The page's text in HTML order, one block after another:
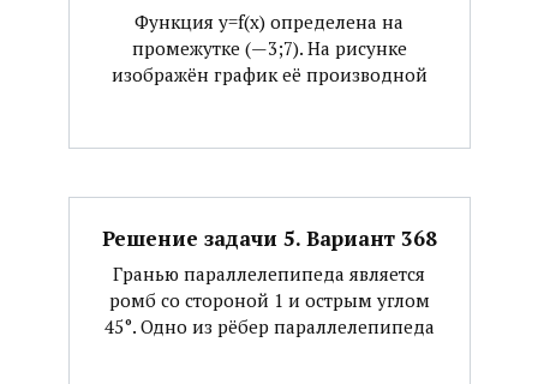
Функция y=f(x) определена на
промежутке (—3;7). На рисунке
изображён график её производной
Решение задачи 5. Вариант 368
Гранью параллелепипеда является
ромб со стороной 1 и острым углом
45°. Одно из рёбер параллелепипеда